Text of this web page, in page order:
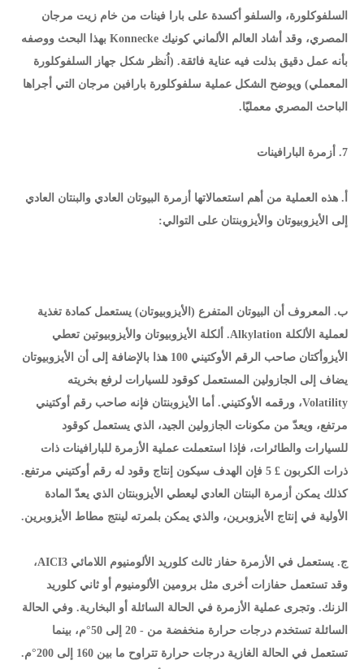
السلفوكلورة، والسلفو أكسدة على بارا فينات من خام زيت مرجان
المصري، وقد أشاد العالم الألماني كونيك Konnecke بهذا البحث ووصفه
بأنه عمل دقيق بذلت فيه عناية فائقة. (اُنظر شكل جهاز السلفوكلورة
المعملي) ويوضح الشكل عملية سلفوكلورة بارافين مرجان التي أجراها
الباحث المصري معمليّا.
7. أزمرة البارافينات
أ. هذه العملية من أهم استعمالاتها أزمرة البيوتان العادي والبنتان العادي
إلى الأيزوبيوتان والأيزوبنتان على التوالي:
ب. المعروف أن البيوتان المتفرع (الأيزوبيوتان) يستعمل كمادة تغذية
لعملية الألكلة Alkylation. ألكلة الأيزوبيوتان والأيزوبيوتين تعطي
الأيزوأكتان صاحب الرقم الأوكتيني 100 هذا بالإضافة إلى أن الأيزوبيوتان
يضاف إلى الجازولين المستعمل كوقود للسيارات لرفع بخريته
Volatility، ورقمه الأوكتيني. أما الأيزوبنتان فإنه صاحب رقم أوكتيني
مرتفع، ويعدّ من مكونات الجازولين الجيد، الذي يستعمل كوقود
للسيارات والطائرات، فإذا استعملت عملية الأزمرة للبارافينات ذات
ذرات الكربون £ 5 فإن الهدف سيكون إنتاج وقود له رقم أوكتيني مرتفع.
كذلك يمكن أزمرة البنتان العادي ليعطي الأيزوبنتان الذي يعدّ المادة
الأولية في إنتاج الأيزوبرين، والذي يمكن بلمرته لينتج مطاط الأيزوبرين.
ج. يستعمل في الأزمرة حفاز ثالث كلوريد الألومنيوم اللامائي AICI3،
وقد تستعمل حفازات أخرى مثل برومين الألومنيوم أو ثاني كلوريد
الزنك. وتجرى عملية الأزمرة في الحالة السائلة أو البخارية. وفي الحالة
السائلة تستخدم درجات حرارة منخفضة من - 20 إلى 50°م، بينما
تستعمل في الحالة الغازية درجات حرارة تتراوح ما بين 160 إلى 200°م.